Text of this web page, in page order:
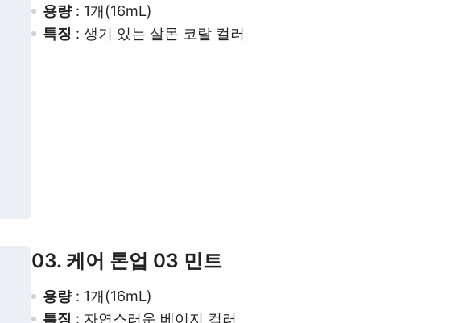
용량: 1개(16mL)
특징 : 생기 있는 살몬 코랄 컬러
03. 케어 톤업 03 민트
용량: 1개(16mL)
특징 : 자연스러운 베이지 컬러